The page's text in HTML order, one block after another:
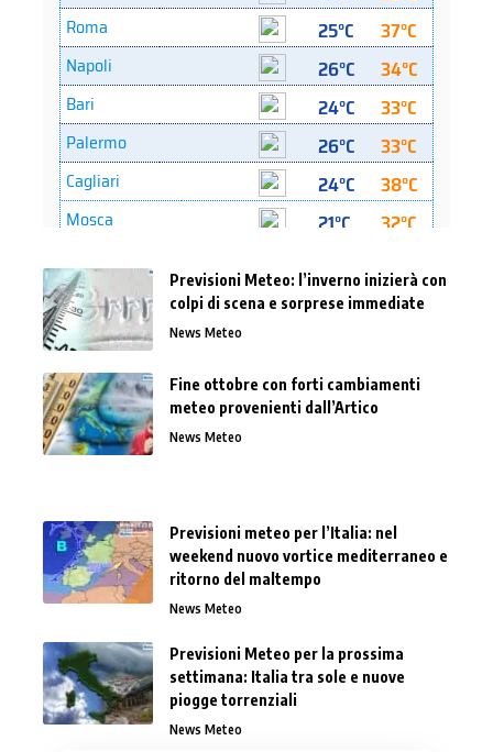
Previsioni Meteo: l’inverno inizierà con
colpi di scena e sorprese immediate
News Meteo
Fine ottobre con forti cambiamenti
meteo provenienti dall’Artico
News Meteo
Previsioni meteo per l’Italia: nel
weekend nuovo vortice mediterraneo e
ritorno del maltempo
News Meteo
Previsioni Meteo per la prossima
settimana: Italia tra sole e nuove
piogge torrenziali
News Meteo